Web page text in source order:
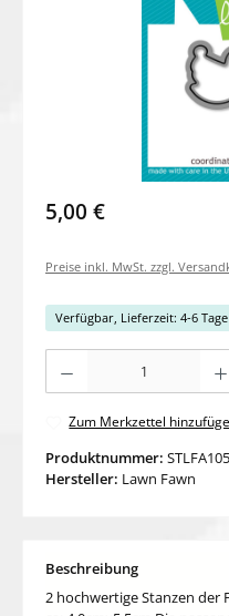
5,00 €
Preise inkl. MwSt. zzgl.
Verfügbar, Lieferzeit: 4-6 Tage
Zum Merkzettel
Produktnummer:
Hersteller: Lawn Fawn
Beschreibung
2 hochwertige Stanzen der